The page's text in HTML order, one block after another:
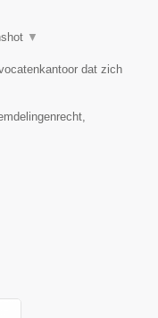
▼
dat zich